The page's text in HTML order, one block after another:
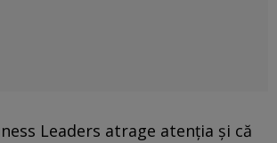
Leaders atrage atenția și că